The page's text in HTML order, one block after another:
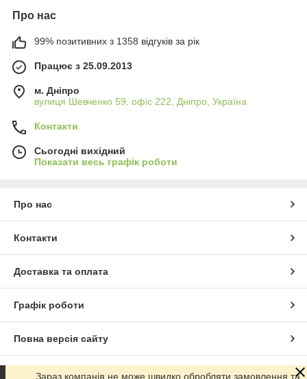
Про нас
99% позитивних з 1358 відгуків за рік
Працює з 25.09.2013
м. Дніпро
вулиця Шевченко 59, офіс 222, Дніпро, Україна
Контакти
Сьогодні вихідний
Показати весь графік роботи
Про нас
Контакти
Доставка та оплата
Графік роботи
Повна версія сайту
Сайт створено на маркетплейсі Prom.ua
Зараз компанія не може швидко обробляти замовлення та